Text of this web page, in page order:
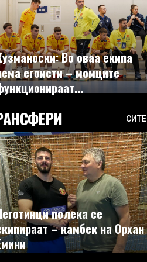
Во оваа екипа
егоисти – момците
СИТЕ
полека се
– камбек на Орхан